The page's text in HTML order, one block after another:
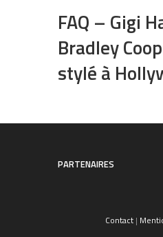
FAQ – Gigi
Bradley
stylé à
PARTENAIRES
Contact|